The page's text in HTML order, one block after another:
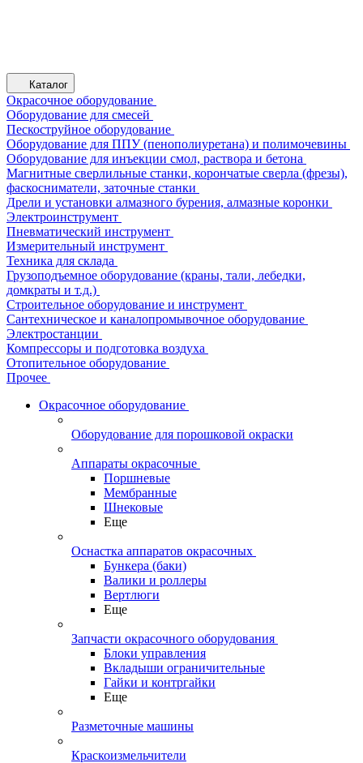
Каталог
Окрасочное оборудование
Оборудование для смесей
Пескоструйное оборудование
Оборудование для ППУ (пенополиуретана) и полимочевины
Оборудование для инъекции смол, раствора и бетона
Магнитные сверлильные станки, корончатые сверла (фрезы),
фаскосниматели, заточные станки
Дрели и установки алмазного бурения, алмазные коронки
Электроинструмент
Пневматический инструмент
Измерительный инструмент
Техника для склада
Грузоподъемное оборудование (краны, тали, лебедки,
домкраты и т.д.)
Строительное оборудование и инструмент
Сантехническое и каналопромывочное оборудование
Электростанции
Компрессоры и подготовка воздуха
Отопительное оборудование
Прочее
Окрасочное оборудование
Оборудование для порошковой окраски
Аппараты окрасочные
Поршневые
Мембранные
Шнековые
Еще
Оснастка аппаратов окрасочных
Бункера (баки)
Валики и роллеры
Вертлюги
Еще
Запчасти окрасочного оборудования
Блоки управления
Вкладыши ограничительные
Гайки и контргайки
Еще
Разметочные машины
Краскоизмельчители